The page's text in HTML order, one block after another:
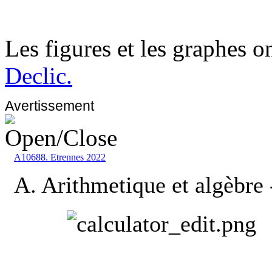
Les figures et les graphes
Declic.
Avertissement
A10688. Etrennes 2022
A. Arithmetique et